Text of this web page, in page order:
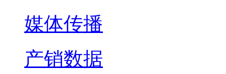
媒体传播
产销数据